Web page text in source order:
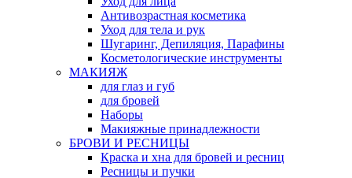
Антивозрастная косметика
Уход для тела и рук
Шугаринг, Депиляция, Парафины
Косметологические инструменты
МАКИЯЖ
для глаз и губ
для бровей
Наборы
Макияжные принадлежности
БРОВИ И РЕСНИЦЫ
Краска и хна для бровей и ресниц
Ресницы и пучки